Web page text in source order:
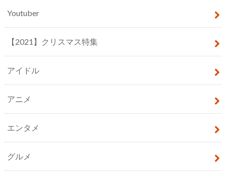
Youtuber
【2021】クリスマス特集
アイドル
アニメ
エンタメ
グルメ